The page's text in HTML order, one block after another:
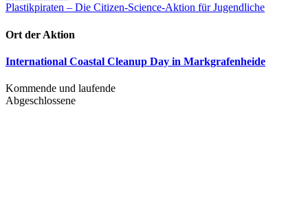
Plastikpiraten – Die Citizen-Science-Aktion für Jugendliche
Ort der Aktion
International Coastal Cleanup Day in Markgrafenheide
Kommende und laufende
Abgeschlossene